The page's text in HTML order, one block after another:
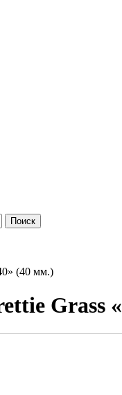
(40 мм.)
Grass